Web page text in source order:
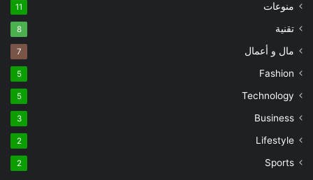
منوعات 11
تقنية 8
مال و أعمال 7
Fashion
5
Technology
5
Business
3
Lifestyle
2
Sports
2